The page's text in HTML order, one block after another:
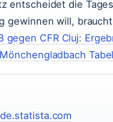
entscheidet die
gewinnen will,
gegen CFR Cluj:
de.statista.com